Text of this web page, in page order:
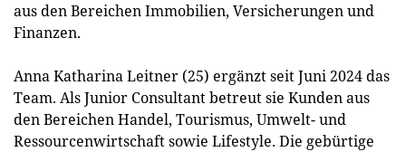
aus den Bereichen Immobilien, Versicherungen und
Finanzen.
Anna Katharina Leitner (25) ergänzt seit Juni 2024 das
Team. Als Junior Consultant betreut sie Kunden aus
den Bereichen Handel, Tourismus, Umwelt- und
Ressourcenwirtschaft sowie Lifestyle. Die gebürtige